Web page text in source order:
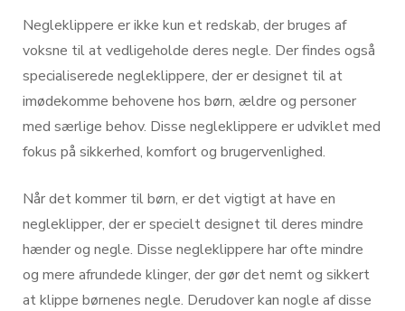
Negleklippere er ikke kun et redskab, der bruges af
voksne til at vedligeholde deres negle. Der findes også
specialiserede negleklippere, der er designet til at
imødekomme behovene hos børn, ældre og personer
med særlige behov. Disse negleklippere er udviklet med
fokus på sikkerhed, komfort og brugervenlighed.
Når det kommer til børn, er det vigtigt at have en
negleklipper, der er specielt designet til deres mindre
hænder og negle. Disse negleklippere har ofte mindre
og mere afrundede klinger, der gør det nemt og sikkert
at klippe børnenes negle. Derudover kan nogle af disse